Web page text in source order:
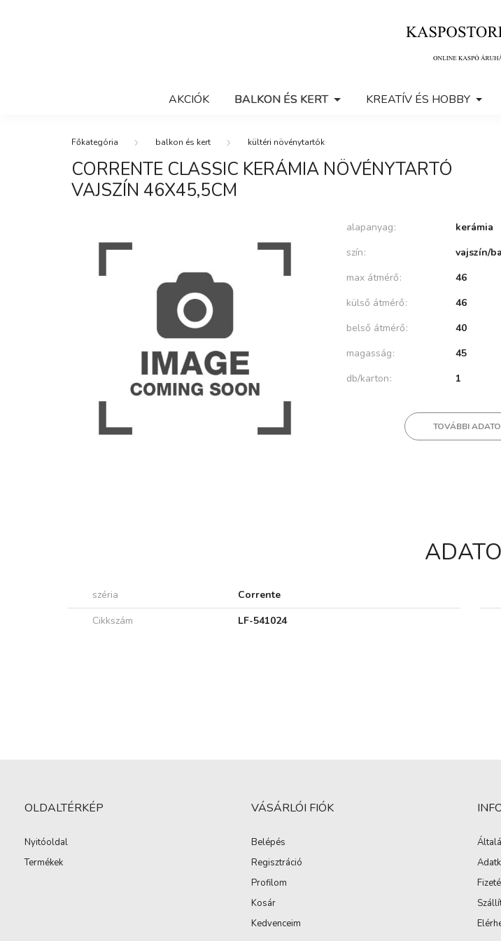
AKCIÓK BALKON ÉS KERT KREATÍV ÉS HOBBY
balkon és kert kültéri növénytartók
CORRENTE CLASSIC KERÁMIA NÖVÉNYTARTÓ
VAJSZÍN 46X45,5CM
alapanyag
kerámia
szín
vajszín/
max átmérő
46
külső átmérő
46
belső átmérő
40
magasság
45
db/karton
1
TOVÁBBI
széria Corrente
Cikkszám
LF-541024
OLDALTÉRKÉP
Nyitóoldal
Termékek
VÁSÁRLÓI FIÓK
Belépés
Regisztráció
Profilom
Kosár
Kedvenceim